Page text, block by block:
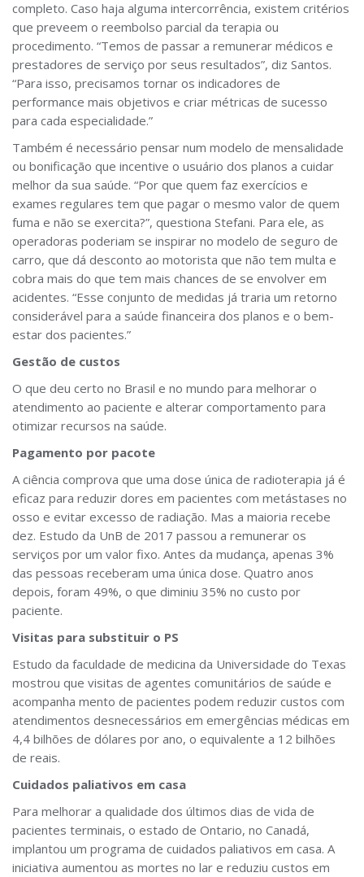
completo. Caso haja alguma intercorrência, existem critérios
que preveem o reembolso parcial da terapia ou
procedimento. “Temos de passar a remunerar médicos e
prestadores de serviço por seus resultados”, diz Santos.
“Para isso, precisamos tornar os indicadores de
performance mais objetivos e criar métricas de sucesso
para cada especialidade.”
Também é necessário pensar num modelo de mensalidade
ou bonificação que incentive o usuário dos planos a cuidar
melhor da sua saúde. “Por que quem faz exercícios e
exames regulares tem que pagar o mesmo valor de quem
fuma e não se exercita?”, questiona Stefani. Para ele, as
operadoras poderiam se inspirar no modelo de seguro de
carro, que dá desconto ao motorista que não tem multa e
cobra mais do que tem mais chances de se envolver em
acidentes. “Esse conjunto de medidas já traria um retorno
considerável para a saúde financeira dos planos e o bem-
estar dos pacientes.”
Gestão de custos
O que deu certo no Brasil e no mundo para melhorar o
atendimento ao paciente e alterar comportamento para
otimizar recursos na saúde.
Pagamento por pacote
A ciência comprova que uma dose única de radioterapia já é
eficaz para reduzir dores em pacientes com metástases no
osso e evitar excesso de radiação. Mas a maioria recebe
dez. Estudo da UnB de 2017 passou a remunerar os
serviços por um valor fixo. Antes da mudança, apenas 3%
das pessoas receberam uma única dose. Quatro anos
depois, foram 49%, o que diminiu 35% no custo por
paciente.
Visitas para substituir o PS
Estudo da faculdade de medicina da Universidade do Texas
mostrou que visitas de agentes comunitários de saúde e
acompanha mento de pacientes podem reduzir custos com
atendimentos desnecessários em emergências médicas em
4,4 bilhões de dólares por ano, o equivalente a 12 bilhões
de reais.
Cuidados paliativos em casa
Para melhorar a qualidade dos últimos dias de vida de
pacientes terminais, o estado de Ontario, no Canadá,
implantou um programa de cuidados paliativos em casa. A
iniciativa aumentou as mortes no lar e reduziu custos em